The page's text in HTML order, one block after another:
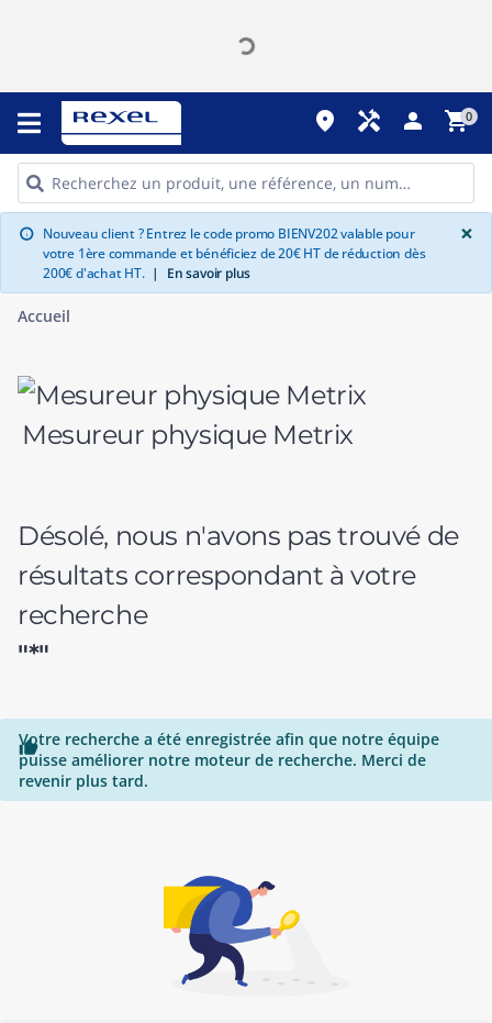
place handyman person shopping_cart0
info Nouveau client ? Entrez le code promo BIENV202 valable pour
votre 1ère commande et bénéficiez de 20€ HT de réduction dès
200€ d'achat HT. | En savoir plus
×
Accueil
Mesureur physique Metrix
Désolé, nous n'avons pas trouvé de
résultats correspondant à votre
recherche
"*"

Votre recherche a été enregistrée afin que notre équipe
puisse améliorer notre moteur de recherche. Merci de
revenir plus tard.